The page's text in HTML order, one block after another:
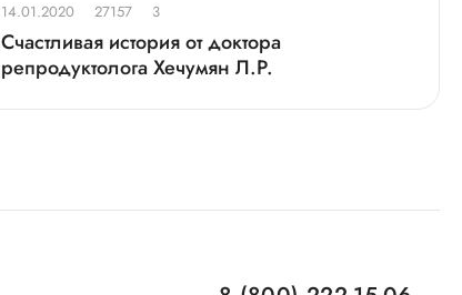
14.01.2020 27157 3
Счастливая история от доктора
репродуктолога Хечумян Л.Р.